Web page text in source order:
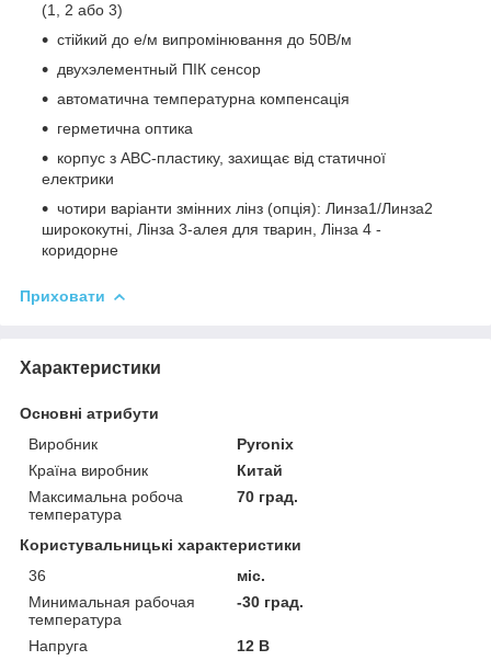
(1, 2 або 3)
стійкий до е/м випромінювання до 50В/м
двухэлементный ПІК сенсор
автоматична температурна компенсація
герметична оптика
корпус з ABC-пластику, захищає від статичної
електрики
чотири варіанти змінних лінз (опція): Линза1/Линза2
ширококутні, Лінза 3-алея для тварин, Лінза 4 -
коридорне
Приховати
Характеристики
Основні атрибути
Виробник
Pyronix
Країна виробник
Китай
Максимальна робоча
температура
70 град.
Користувальницькі характеристики
36
міс.
Минимальная рабочая
температура
-30 град.
Напруга 12 В